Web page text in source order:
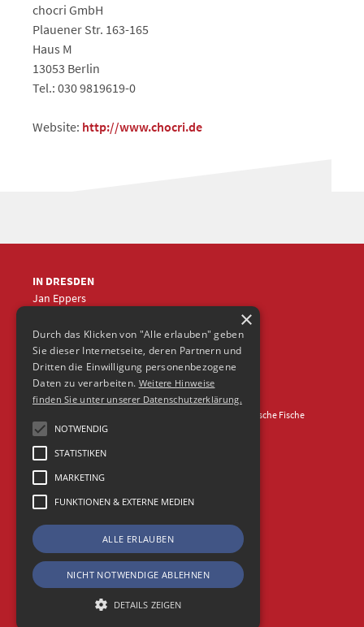
chocri GmbH
Plauener Str. 163-165
Haus M
13053 Berlin
Tel.: 030 9819619-0
Website: http://www.chocri.de
IN DRESDEN
Jan Eppers
jep@frische-fische.com
© 2026 Agentur Frische Fische
×
Durch das Klicken von "Alle erlauben" geben
Sie dieser Internetseite, deren Partnern und
Dritten die Einwilligung personenbezogene
Daten zu verarbeiten. Weitere Hinweise
finden Sie unter unserer Datenschutzerklärung.
NOTWENDIG
STATISTIKEN
MARKETING
FUNKTIONEN & EXTERNE MEDIEN
ALLE ERLAUBEN
NICHT NOTWENDIGE ABLEHNEN
DETAILS ZEIGEN